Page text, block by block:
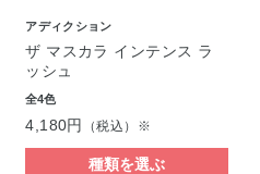
アディクション
ザ マスカラ インテンス ラ
ッシュ
全4色
4,180円 （税込）※
種類を選ぶ